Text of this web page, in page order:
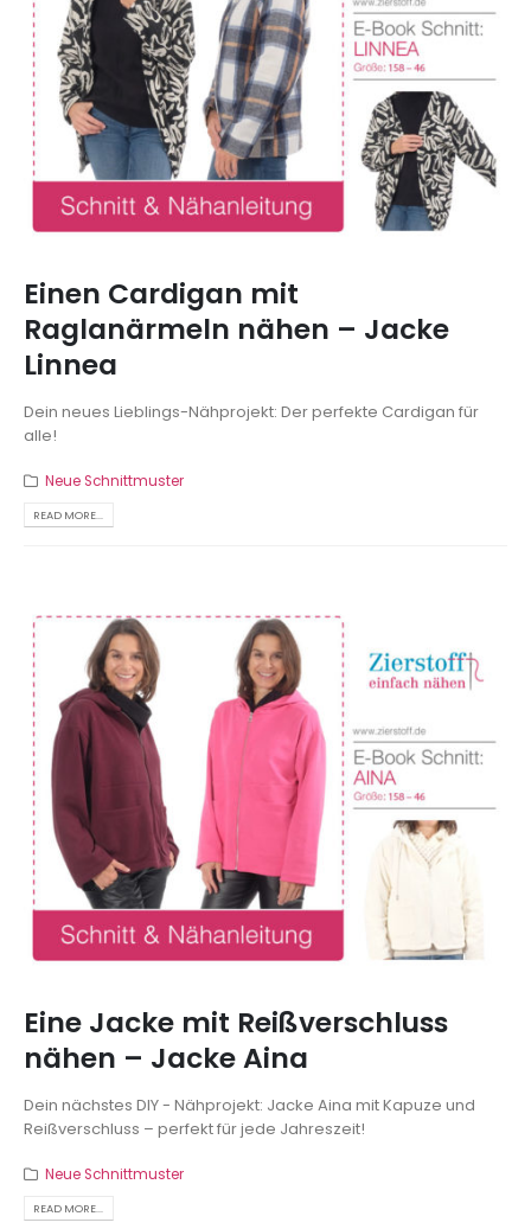
Einen Cardigan mit
Raglanärmeln nähen – Jacke
Linnea
Dein neues Lieblings-Nähprojekt: Der perfekte Cardigan für
alle!
Neue Schnittmuster
READ MORE...
Eine Jacke mit Reißverschluss
nähen – Jacke Aina
Dein nächstes DIY - Nähprojekt: Jacke Aina mit Kapuze und
Reißverschluss – perfekt für jede Jahreszeit!
Neue Schnittmuster
READ MORE...